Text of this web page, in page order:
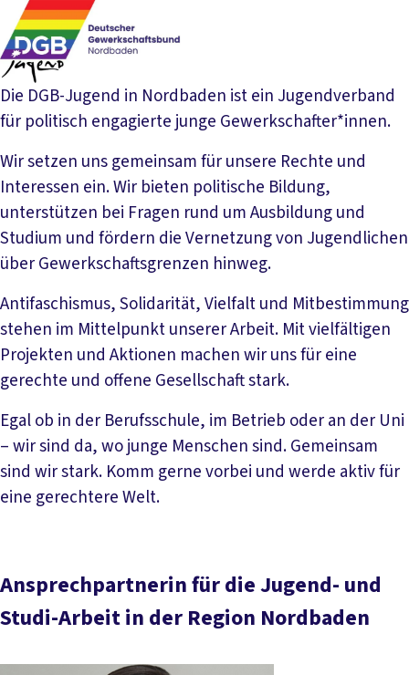
Die DGB-Jugend in Nordbaden ist ein Jugendverband
für politisch engagierte junge Gewerkschafter*innen.
Wir setzen uns gemeinsam für unsere Rechte und
Interessen ein. Wir bieten politische Bildung,
unterstützen bei Fragen rund um Ausbildung und
Studium und fördern die Vernetzung von Jugendlichen
über Gewerkschaftsgrenzen hinweg.
Antifaschismus, Solidarität, Vielfalt und Mitbestimmung
stehen im Mittelpunkt unserer Arbeit. Mit vielfältigen
Projekten und Aktionen machen wir uns für eine
gerechte und offene Gesellschaft stark.
Egal ob in der Berufsschule, im Betrieb oder an der Uni
– wir sind da, wo junge Menschen sind. Gemeinsam
sind wir stark. Komm gerne vorbei und werde aktiv für
eine gerechtere Welt.
Ansprechpartnerin für die Jugend- und
Studi-Arbeit in der Region Nordbaden